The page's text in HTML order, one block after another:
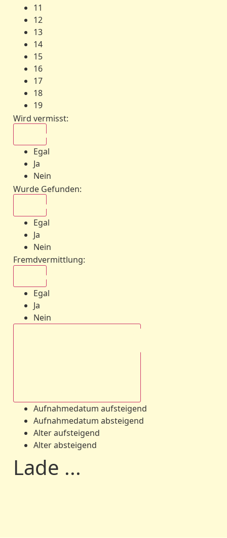
11
12
13
14
15
16
17
18
19
Wird vermisst:
Egal
Ja
Nein
Wurde Gefunden:
Egal
Ja
Nein
Fremdvermittlung:
Egal
Ja
Nein
Aufnahmedatum aufsteigend
Aufnahmedatum absteigend
Alter aufsteigend
Alter absteigend
Lade ...